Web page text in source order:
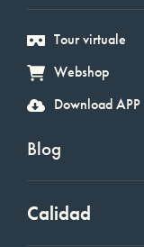
Tour virtuale
Webshop
Download APP
Blog
Calidad